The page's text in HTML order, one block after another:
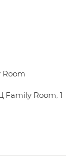
Room, 1